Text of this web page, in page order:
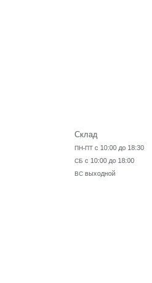
Склад
ПН-ПТ с 10:00 до 18:30
СБ с 10:00 до 18:00
ВС выходной